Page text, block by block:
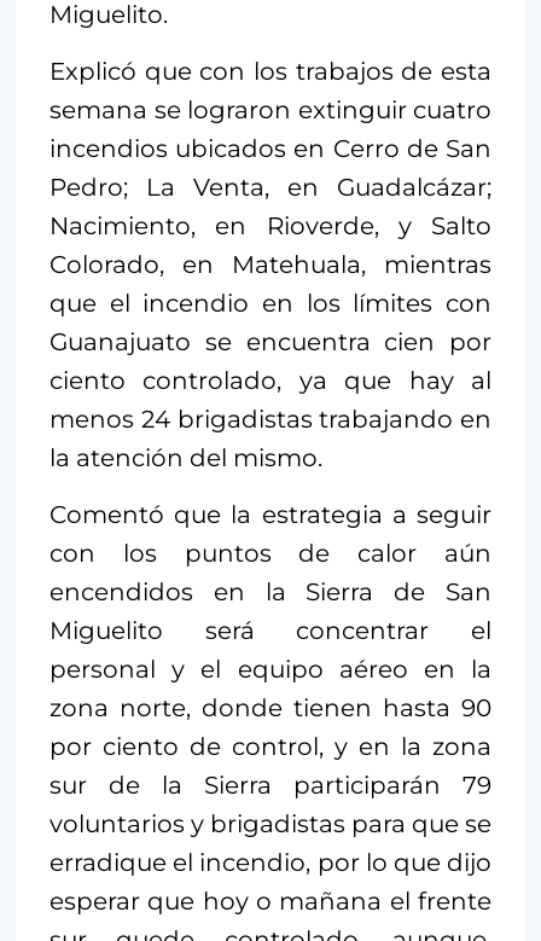
Miguelito.
Explicó que con los trabajos de esta
semana se lograron extinguir cuatro
incendios ubicados en Cerro de San
Pedro; La Venta, en Guadalcázar;
Nacimiento, en Rioverde, y Salto
Colorado, en Matehuala, mientras
que el incendio en los límites con
Guanajuato se encuentra cien por
ciento controlado, ya que hay al
menos 24 brigadistas trabajando en
la atención del mismo.
Comentó que la estrategia a seguir
con los puntos de calor aún
encendidos en la Sierra de San
Miguelito será concentrar el
personal y el equipo aéreo en la
zona norte, donde tienen hasta 90
por ciento de control, y en la zona
sur de la Sierra participarán 79
voluntarios y brigadistas para que se
erradique el incendio, por lo que dijo
esperar que hoy o mañana el frente